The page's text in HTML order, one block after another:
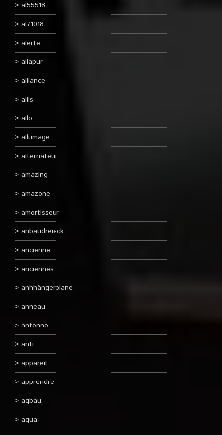
al55518
al71018
alerte
aliapur
alliance
allis
allo
allumage
alternateur
amazing
amazone
amortisseur
anbaudreieck
ancienne
anciennes
anhhängerplane
anneau
antenne
anti
appareil
apprendre
aqbau
aqua